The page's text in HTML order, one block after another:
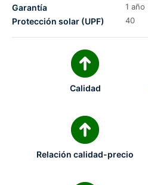
Garantía 1 año
Protección solar (UPF) 40
Calidad
Relación calidad-precio